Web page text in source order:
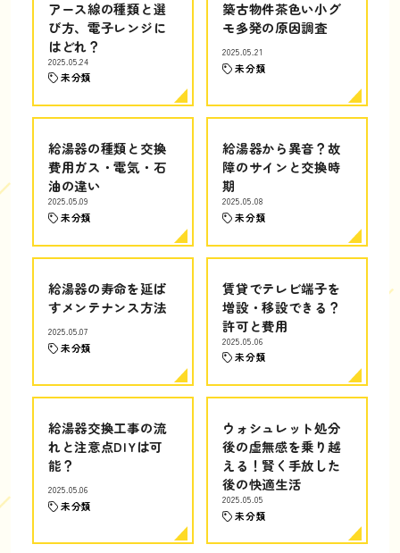
アース線の種類と選
び方、電子レンジに
はどれ？
2025.05.24
未分類
築古物件茶色い小グ
モ多発の原因調査
2025.05.21
未分類
給湯器の種類と交換
費用ガス・電気・石
油の違い
2025.05.09
未分類
給湯器から異音？故
障のサインと交換時
期
2025.05.08
未分類
給湯器の寿命を延ば
すメンテナンス方法
2025.05.07
未分類
賃貸でテレビ端子を
増設・移設できる？
許可と費用
2025.05.06
未分類
給湯器交換工事の流
れと注意点DIYは可
能？
2025.05.06
未分類
ウォシュレット処分
後の虚無感を乗り越
える！賢く手放した
後の快適生活
2025.05.05
未分類